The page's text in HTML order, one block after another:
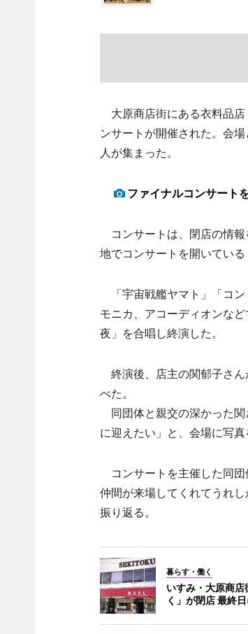
大原商店街にある衣料品店
ンサートが開催された。会
人が集まった。
ファイナルコンサート
コンサートは、閉店の情報
地でコンサートを開いてい
「宇宙戦艦ヤマト」「コン
モニカ、アコーディオンな
夜」を合唱し終演した。
終演後、店主の関郁子さん
べた。
同団体と親交の深かった関
に迎えたい」と、会場に写真
コンサートを主催した同団
仲間が来場してくれてうれ
振り返る。
暮らす・働く
いすみ・大原商店
く」が閉店 最終